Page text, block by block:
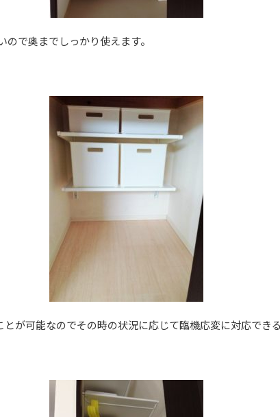
で奥までしっかり使えます。
が可能なのでその時の状況に応じて臨機応変に対応でき